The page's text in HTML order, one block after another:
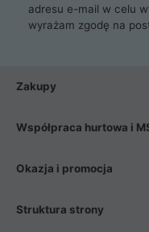
adresu e-mail w celu
wyrażam zgodę na
Zakupy
Współpraca hurtowa i
Okazja i promocja
Struktura strony